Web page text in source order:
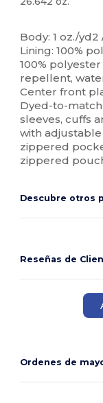
Body: 1 oz./
Lining: 100%
100%
repellent,
Center front
Dyed-to-
sleeves, cuffs
with
zippered
zippered
Descubre otros
Reseñas de
Ordenes de